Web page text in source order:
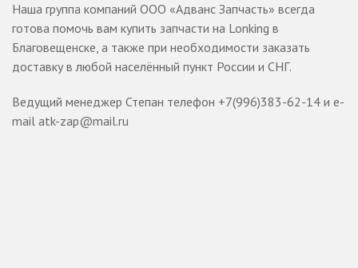
Наша группа компаний ООО «Адванс Запчасть» всегда
готова помочь вам купить запчасти на Lonking в
Благовещенске, а также при необходимости заказать
доставку в любой населённый пункт России и СНГ.
Ведущий менеджер Степан телефон +7(996)383-62-14 и e-
mail atk-zap@mail.ru